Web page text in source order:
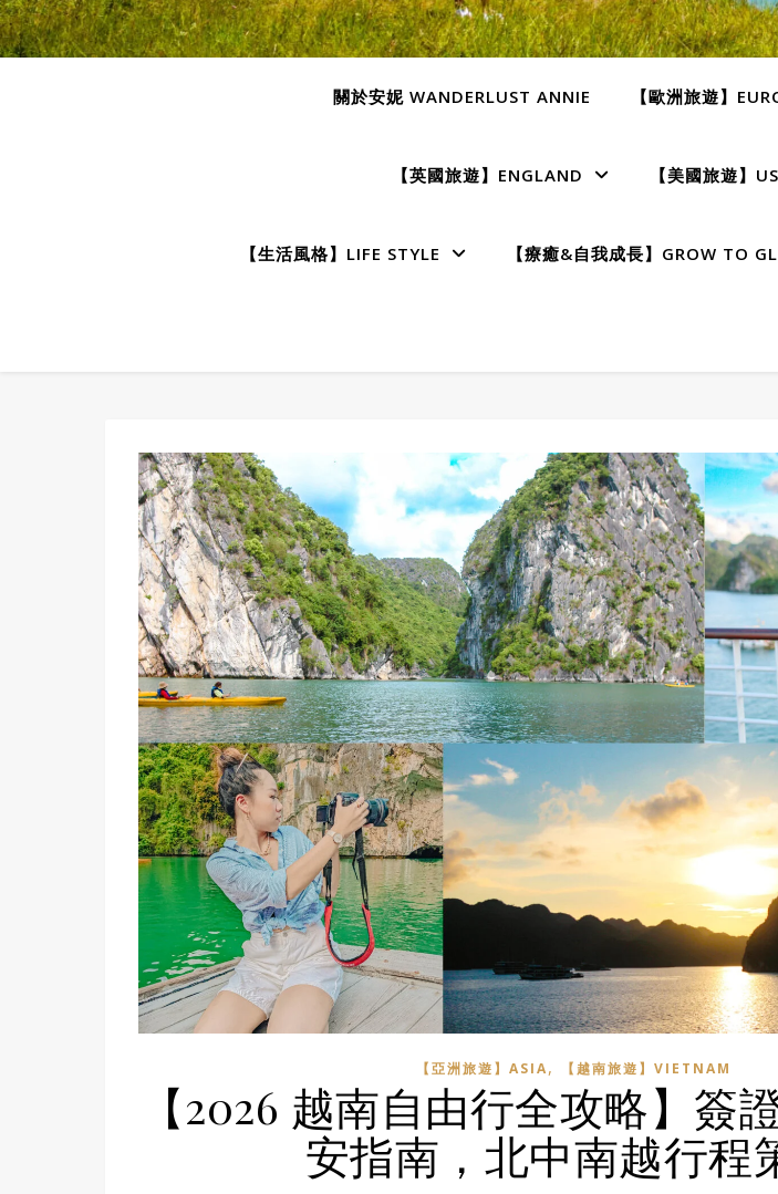
關於安妮 WANDERLUST ANNIE 【歐洲旅遊】
【英國旅遊】ENGLAND 【美國旅遊】
【生活風格】LIFE STYLE 【療癒&自我成長】GROW TO
【亞洲旅遊】ASIA, 【越南旅遊】VIETNAM
【2026 越南自由行全攻略】簽
安指南，北中南越行程